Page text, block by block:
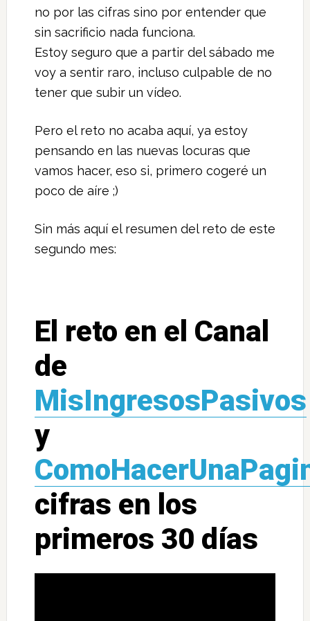
no por las cifras sino por entender que
sin sacrificio nada funciona.
Estoy seguro que a partir del sábado me
voy a sentir raro, incluso culpable de no
tener que subir un vídeo.
Pero el reto no acaba aquí, ya estoy
pensando en las nuevas locuras que
vamos hacer, eso si, primero cogeré un
poco de aíre ;)
Sin más aquí el resumen del reto de este
segundo mes:
El reto en el Canal
de
MisIngresosPasivos
y
cifras en los
primeros 30 días